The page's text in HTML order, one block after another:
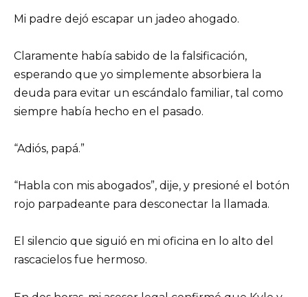
Mi padre dejó escapar un jadeo ahogado.
Claramente había sabido de la falsificación,
esperando que yo simplemente absorbiera la
deuda para evitar un escándalo familiar, tal como
siempre había hecho en el pasado.
“Adiós, papá.”
“Habla con mis abogados”, dije, y presioné el botón
rojo parpadeante para desconectar la llamada.
El silencio que siguió en mi oficina en lo alto del
rascacielos fue hermoso.